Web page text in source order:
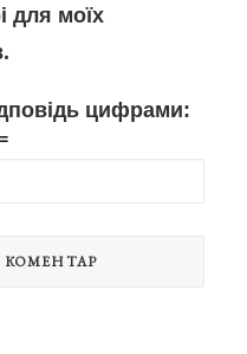
для моїх
цифрами: